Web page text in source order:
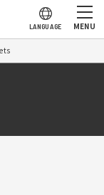
LANGUAGE MENU